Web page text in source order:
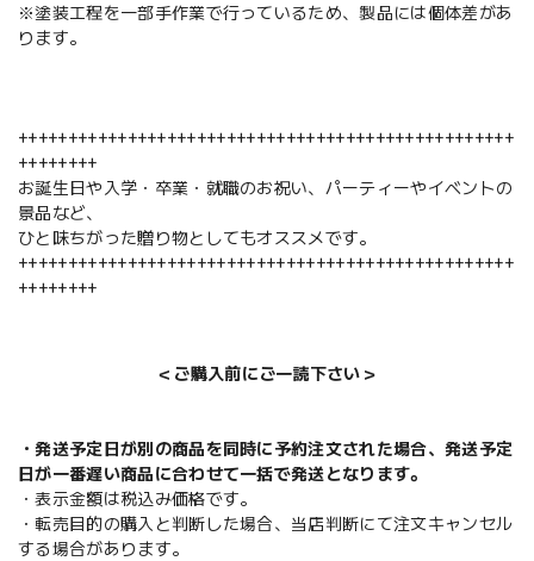
※塗装工程を一部手作業で行っているため、製品には個体差があ
ります。
++++++++++++++++++++++++++++++++++++++++++++++++++
++++++++
お誕生日や入学・卒業・就職のお祝い、パーティーやイベントの
景品など、
ひと味ちがった贈り物としてもオススメです。
++++++++++++++++++++++++++++++++++++++++++++++++++
++++++++
＜ご購入前にご一読下さい＞
・発送予定日が別の商品を同時に予約注文された場合、発送予定
日が一番遅い商品に合わせて一括で発送となります。
・表示金額は税込み価格です。
・転売目的の購入と判断した場合、当店判断にて注文キャンセル
する場合があります。